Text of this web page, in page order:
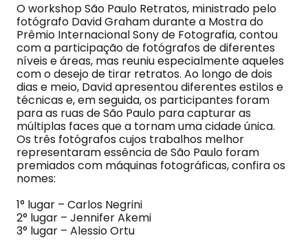
O workshop São Paulo Retratos, ministrado pelo
fotógrafo David Graham durante a Mostra do
Prêmio Internacional Sony de Fotografia, contou
com a participação de fotógrafos de diferentes
níveis e áreas, mas reuniu especialmente aqueles
com o desejo de tirar retratos. Ao longo de dois
dias e meio, David apresentou diferentes estilos e
técnicas e, em seguida, os participantes foram
para as ruas de São Paulo para capturar as
múltiplas faces que a tornam uma cidade única.
Os três fotógrafos cujos trabalhos melhor
representaram essência de São Paulo foram
premiados com máquinas fotográficas, confira os
nomes:
1° lugar – Carlos Negrini
2° lugar – Jennifer Akemi
3° lugar – Alessio Ortu